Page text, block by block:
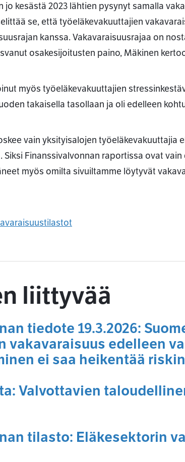
jo kesästä 2023 lähtien pysynyt samalla
se, että työeläkevakuuttajien
kanssa. Vakavaraisuusrajaa on
osakesijoitusten paino, Mäkinen
myös työeläkevakuuttajien
takaisella tasollaan ja oli edelleen
vain yksityisalojen työeläkevakuuttajia
Siksi Finanssivalvonnan raportissa ovat
myös omilta sivuiltamme löytyvät
liittyvää
tiedote 19.3.2026:
vakavaraisuus edelleen
ei saa heikentää
Valvottavien
toiseen palveluun)
tilasto: Eläkesektorin
toiseen palveluun)